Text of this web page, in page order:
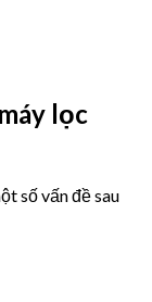
lọc
số vấn đề sau